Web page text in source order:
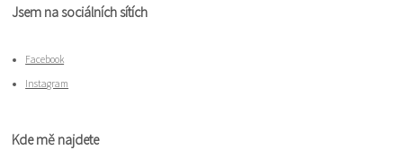
Jsem na sociálních sítích
Facebook
Instagram
Kde mě najdete